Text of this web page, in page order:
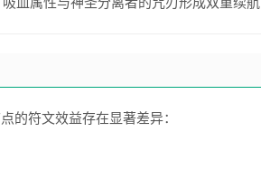
的符文效益存在显著差异：